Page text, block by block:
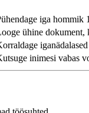
iga hommik
ühine dokument,
inimesi vabas